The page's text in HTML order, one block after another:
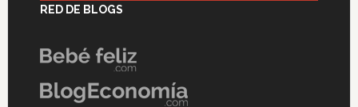
RED DE BLOGS